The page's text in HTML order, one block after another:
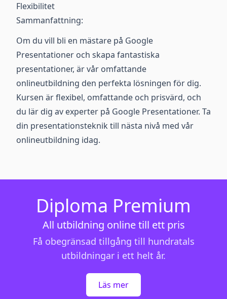
Flexibilitet
Sammanfattning:
Om du vill bli en mästare på Google
Presentationer och skapa fantastiska
presentationer, är vår omfattande
onlineutbildning den perfekta lösningen för dig.
Kursen är flexibel, omfattande och prisvärd, och
du lär dig av experter på Google Presentationer. Ta
din presentationsteknik till nästa nivå med vår
onlineutbildning idag.
Diploma Premium
All utbildning online till ett pris
Få obegränsad tillgång till hundratals
utbildningar i ett helt år.
Läs mer